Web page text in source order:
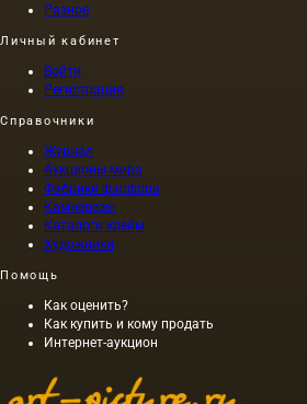
Разное
Личный кабинет
Войти
Регистрация
Справочники
Журнал
Аукционы мира
Фабрики фарфора
Камнерезы
Каталоги клейм
Художники
Помощь
Как оценить?
Как купить и кому продать
Интернет-аукцион